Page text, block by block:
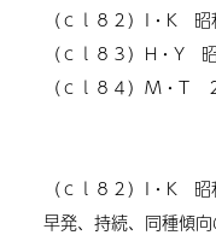
（ｃｌ８２） I・K 昭
（ｃｌ８３） H・Y
（ｃｌ８４）M・T
（ｃｌ８２） I・K 昭
早発、持続、同種傾